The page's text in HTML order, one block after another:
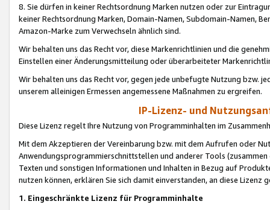
8. Sie dürfen in keiner Rechtsordnung Marken nutzen oder zur
keiner Rechtsordnung Marken, Domain-Namen, Subdomain-Namen,
Amazon-Marke zum Verwechseln ähnlich sind.
Wir behalten uns das Recht vor, diese Markenrichtlinien und die
Einstellen einer Änderungsmitteilung oder überarbeiteter
Wir behalten uns das Recht vor, gegen jede unbefugte Nutzung bzw.
unserem alleinigen Ermessen angemessene Maßnahmen zu ergreifen.
IP-Lizenz- und
Diese Lizenz regelt Ihre Nutzung von Programminhalten im
Mit dem Akzeptieren der Vereinbarung bzw. mit dem Aufrufen oder
Anwendungsprogrammierschnittstellen und anderer Tools (zusammen
Texten und sonstigen Informationen und Inhalten in Bezug auf
nutzen können, erklären Sie sich damit einverstanden, an diese Lizenz
1. Eingeschränkte Lizenz für Programminhalte